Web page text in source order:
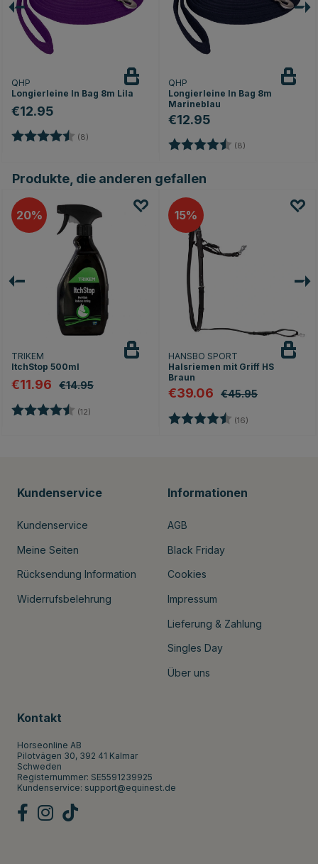
QHP
Longierleine In Bag 8m Lila
€12.95
Bewertung: (8)
QHP
Longierleine In Bag 8m
Marineblau
€12.95
Bewertung: (8)
Produkte, die anderen gefallen
20
TRIKEM
ItchStop 500ml
€11.96 €14.95
Bewertung: (12)
15
HANSBO SPORT
Halsriemen mit Griff HS
Braun
€39.06 €45.95
Bewertung: (16)
Kundenservice
Kundenservice
Meine Seiten
Rücksendung Information
Widerrufsbelehrung
Informationen
AGB
Black Friday
Cookies
Impressum
Lieferung & Zahlung
Singles Day
Über uns
Kontakt
Horseonline AB
Pilotvägen 30, 392 41 Kalmar
Schweden
Registernummer: SE5591239925
Kundenservice: support@equinest.de